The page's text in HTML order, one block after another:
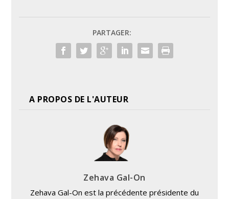
PARTAGER:
A PROPOS DE L'AUTEUR
Zehava Gal-On
Zehava Gal-On est la précédente présidente du